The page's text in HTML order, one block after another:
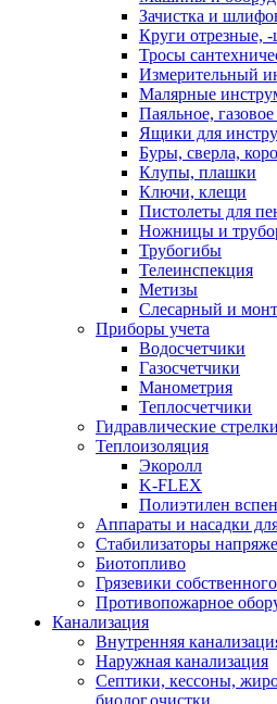
Зачистка и
Круги отрезные,
Тросы
Измерительный
Малярные
Паяльное,
Ящики для
Буры, сверла,
Клупы, плашки
Ключи, клещи
Пистолеты для
Ножницы и
Трубогибы
Телеинспекция
Метизы
Слесарный и
Приборы учета
Водосчетчики
Газосчетчики
Манометрия
Теплосчетчики
Гидравлические стрелки
Теплоизоляция
Экоролл
K-FLEX
Полиэтилен
Аппараты и насадки
Стабилизаторы
Биотопливо
Грязевики
Противопожарное
Канализация
Внутренняя
Наружная канализация
Септики, кессоны,
биолог.очистки